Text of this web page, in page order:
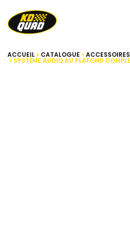
ACCUEIL CATALOGUE ACCESSOIRES
SYSTÈME AUDIO AU PLAFOND